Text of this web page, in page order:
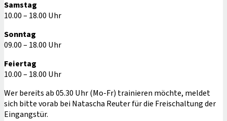
Samstag
10.00 – 18.00 Uhr
Sonntag
09.00 – 18.00 Uhr
Feiertag
10.00 – 18.00 Uhr
Wer bereits ab 05.30 Uhr (Mo-Fr) trainieren möchte, meldet
sich bitte vorab bei Natascha Reuter für die Freischaltung der
Eingangstür.